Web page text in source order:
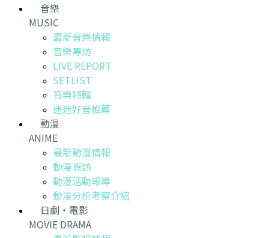
音樂
MUSIC
最新音樂情報
音樂專訪
LIVE REPORT
SETLIST
音樂特輯
迷迷好音推薦
動漫
ANIME
最新動漫情報
動漫專訪
動漫活動報導
動漫分析考察介紹
日劇・電影
MOVIE DRAMA